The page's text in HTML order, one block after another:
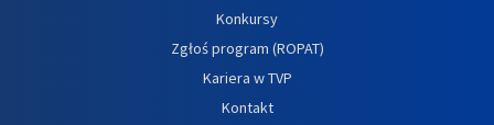
Konkursy
Zgłoś program (ROPAT)
Kariera w TVP
Kontakt